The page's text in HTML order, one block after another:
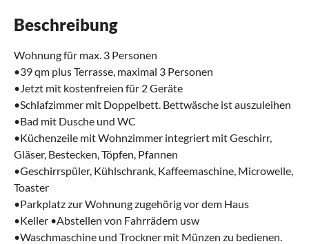
Beschreibung
Wohnung für max. 3 Personen
•39 qm plus Terrasse, maximal 3 Personen
•Jetzt mit kostenfreien für 2 Geräte
•Schlafzimmer mit Doppelbett. Bettwäsche ist auszuleihen
•Bad mit Dusche und WC
•Küchenzeile mit Wohnzimmer integriert mit Geschirr,
Gläser, Bestecken, Töpfen, Pfannen
•Geschirrspüler, Kühlschrank, Kaffeemaschine, Microwelle,
Toaster
•Parkplatz zur Wohnung zugehörig vor dem Haus
•Keller •Abstellen von Fahrrädern usw
•Waschmaschine und Trockner mit Münzen zu bedienen.